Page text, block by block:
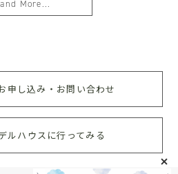
and More...
申し込み・お問い合わせ
ルハウスに行ってみる